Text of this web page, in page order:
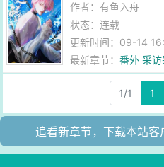
作者： 有鱼入舟
状态：连载
更新时间：09-14
最新章节：番外 采
1/1 1
追看新章节，下载本站客